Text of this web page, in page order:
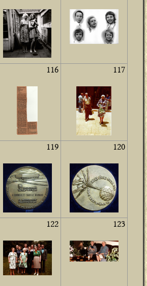
116 117
119 120
122 123